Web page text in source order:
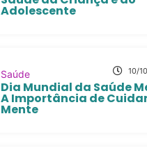
Adolescente
Saúde 10/
Dia Mundial da Saúde
A Importância de
Mente